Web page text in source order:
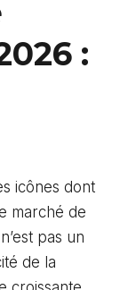
:
icônes dont
marché de
pas un
de la